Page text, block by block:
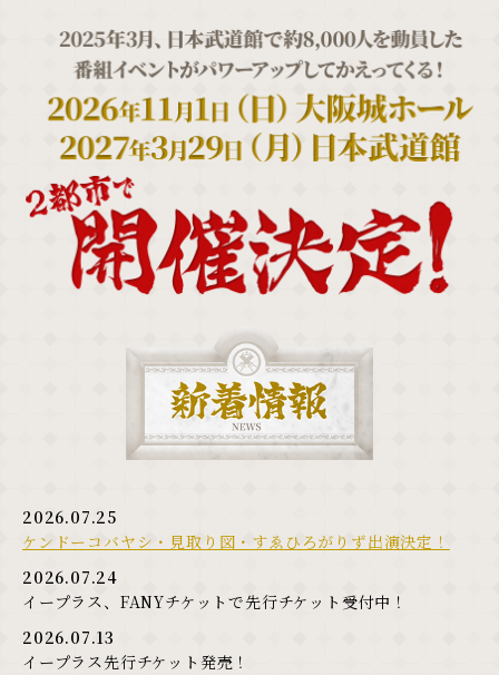
2026.07.25
ケンドーコバヤシ・見取り図・すゑひろがりず出演決定！
2026.07.24
イープラス、FANYチケットで先行チケット受付中！
2026.07.13
イープラス先行チケット発売！